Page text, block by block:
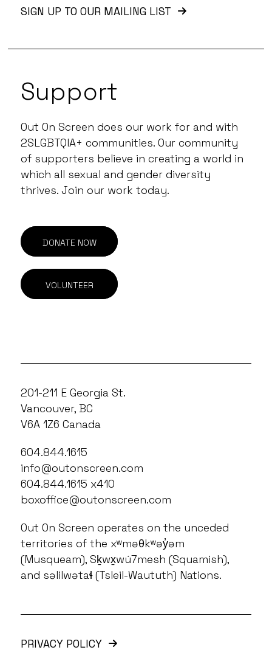
SIGN UP TO OUR MAILING LIST
Support
Out On Screen does our work for and with
2SLGBTQIA+ communities. Our community
of supporters believe in creating a world in
which all sexual and gender diversity
thrives. Join our work today.
DONATE NOW
VOLUNTEER
201-211 E Georgia St.
Vancouver, BC
V6A 1Z6 Canada
604.844.1615
info@outonscreen.com
604.844.1615 x410
boxoffice@outonscreen.com
Out On Screen operates on the unceded
territories of the xʷməθkʷəy̓əm
(Musqueam), Sḵwx̱wú7mesh (Squamish),
and səlilwətaɬ (Tsleil-Waututh) Nations.
PRIVACY POLICY